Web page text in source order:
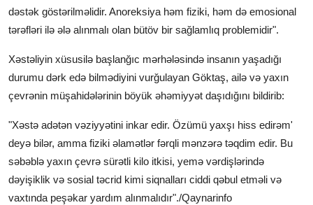
dəstək göstərilməlidir. Anoreksiya həm fiziki, həm də emosional
tərəfləri ilə ələ alınmalı olan bütöv bir sağlamlıq problemidir".
Xəstəliyin xüsusilə başlanğıc mərhələsində insanın yaşadığı
durumu dərk edə bilmədiyini vurğulayan Göktaş, ailə və yaxın
çevrənin müşahidələrinin böyük əhəmiyyət daşıdığını bildirib:
"Xəstə adətən vəziyyətini inkar edir. Özümü yaxşı hiss edirəm'
deyə bilər, amma fiziki əlamətlər fərqli mənzərə təqdim edir. Bu
səbəblə yaxın çevrə sürətli kilo itkisi, yemə vərdişlərində
dəyişiklik və sosial təcrid kimi siqnalları ciddi qəbul etməli və
vaxtında peşəkar yardım alınmalıdır"./Qaynarinfo